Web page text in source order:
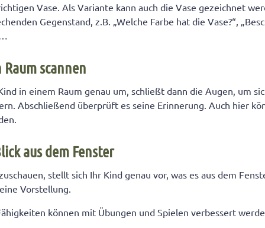
Vase. Als Variante kann auch die Vase gezeichnet
Gegenstand, z.B. „Welche Farbe hat die Vase?“,
scannen
in einem Raum genau um, schließt dann die Augen, um
Abschließend überprüft es seine Erinnerung. Auch hier
aus dem Fenster
stellt sich Ihr Kind genau vor, was es aus dem
Vorstellung.
können mit Übungen und Spielen verbessert